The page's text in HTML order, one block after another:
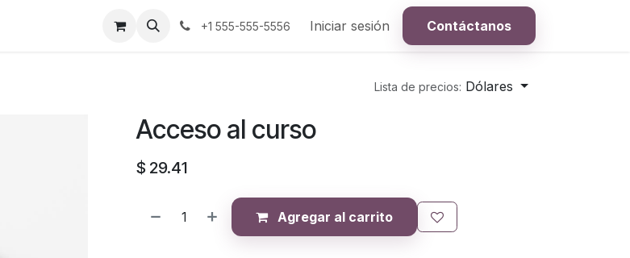
+1 555-555-5556 Iniciar sesión Contáctanos
Lista de precios: Dólares
Acceso al curso
$ 29.41
Agregar al carrito